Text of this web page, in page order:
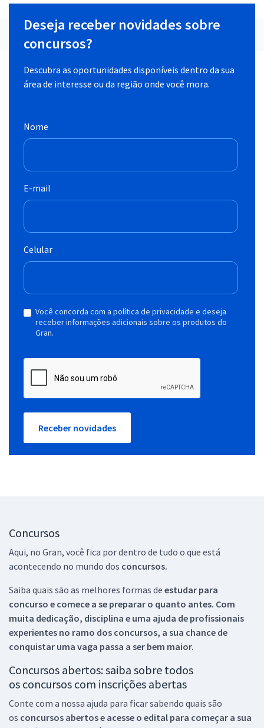
Deseja receber novidades sobre
concursos?
Descubra as oportunidades disponíveis dentro da sua
área de interesse ou da região onde você mora.
Nome
E-mail
Celular
Você concorda com a política de privacidade e deseja
receber informações adicionais sobre os produtos do
Gran.
Receber novidades
Concursos
Aqui, no Gran, você fica por dentro de tudo o que está
acontecendo no mundo dos concursos.
Saiba quais são as melhores formas de estudar para
concurso e comece a se preparar o quanto antes. Com
muita dedicação, disciplina e uma ajuda de profissionais
experientes no ramo dos concursos, a sua chance de
conquistar uma vaga passa a ser bem maior.
Concursos abertos: saiba sobre todos
os concursos com inscrições abertas
Conte com a nossa ajuda para ficar sabendo quais são
os concursos abertos e acesse o edital para começar a sua